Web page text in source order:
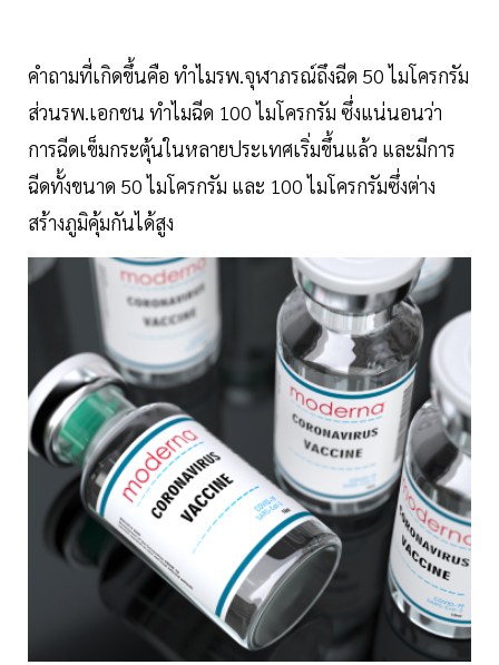
คำถามที่เกิดขึ้นคือ ทำไมรพ.จุฬาภรณ์ถึงฉีด 50 ไมโครกรัม
ส่วนรพ.เอกชน ทำไมฉีด 100 ไมโครกรัม ซึ่งแน่นอนว่า
การฉีดเข็มกระตุ้นในหลายประเทศเริ่มขึ้นแล้ว และมีการ
ฉีดทั้งขนาด 50 ไมโครกรัม และ 100 ไมโครกรัมซึ่งต่าง
สร้างภูมิคุ้มกันได้สูง